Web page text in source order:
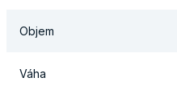
Objem
Váha